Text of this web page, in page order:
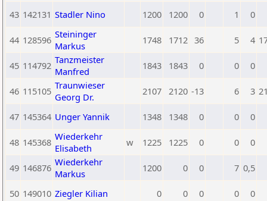
43 142131 Stadler Nino 1200 1200 0 1 0
44 128596 Steininger
Markus
1748 1712 36 5 4
45 114792 Tanzmeister
Manfred
1843 1843 0 0 0
46 115105 Traunwieser
Georg Dr.
2107 2120 -13 6 3
47 145364 Unger Yannik 1348 1348 0 0 0
48 145368 Wiederkehr
Elisabeth
w 1225 1225 0 0 0
49 146876 Wiederkehr
Markus
1200 0 0 7 0,5
50 149010 Ziegler Kilian 0 0 0 0 0